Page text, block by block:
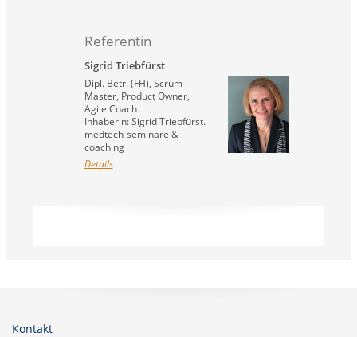
Referentin
Sigrid Triebfürst
Dipl. Betr. (FH), Scrum
Master, Product Owner,
Agile Coach
Inhaberin: Sigrid Triebfürst.
medtech-seminare &
coaching
Details
Kontakt